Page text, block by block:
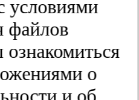
проф. Н.Г.
внештатный
хирург
по
образованию
Н.Е.
косметолог
условиями
файлов
о